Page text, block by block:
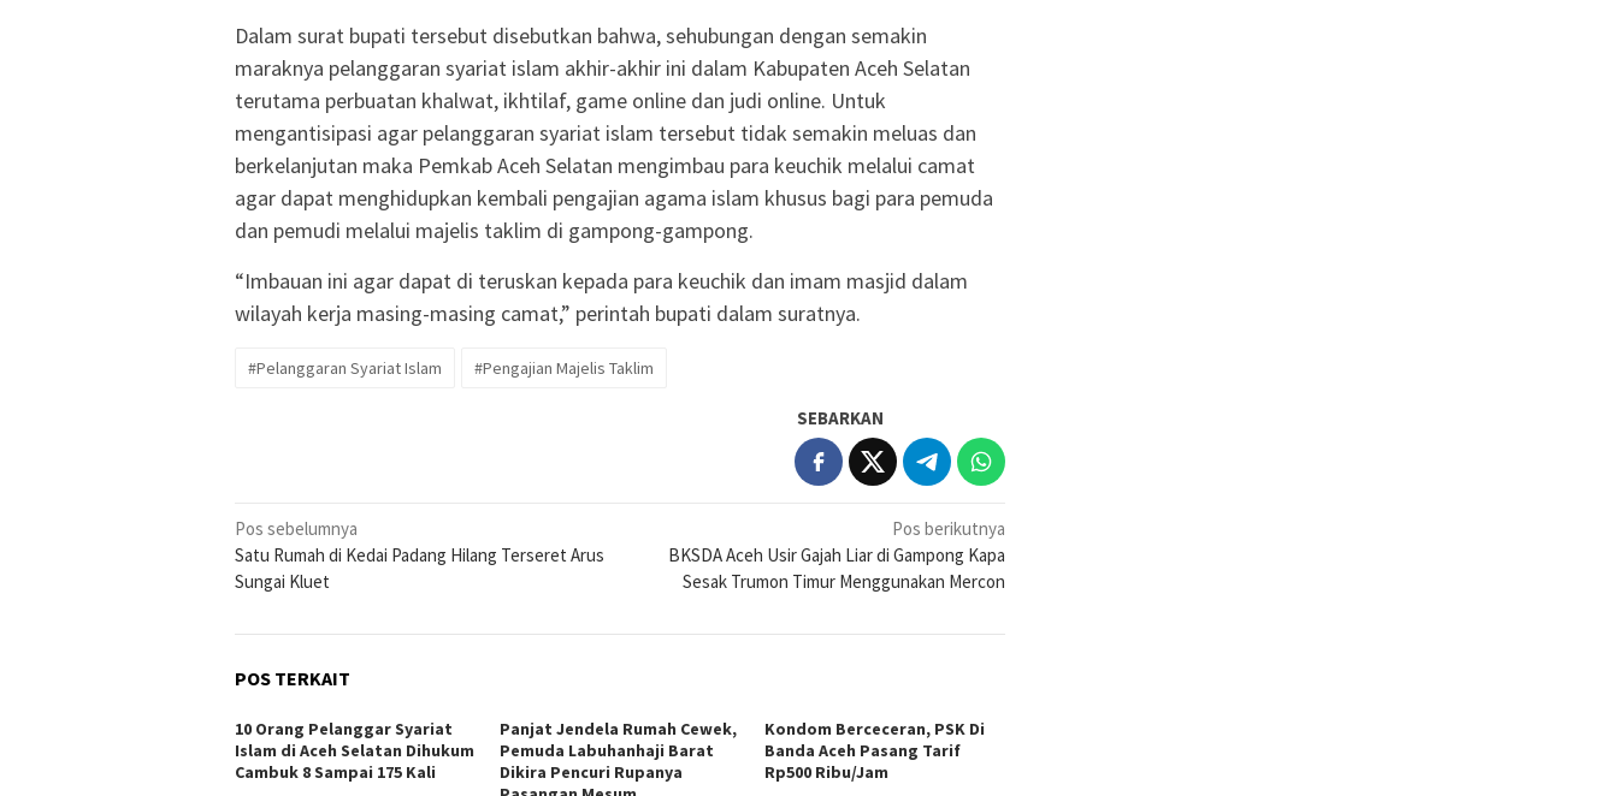
Dalam surat bupati tersebut disebutkan bahwa, sehubungan dengan semakin
maraknya pelanggaran syariat islam akhir-akhir ini dalam Kabupaten Aceh Selatan
terutama perbuatan khalwat, ikhtilaf, game online dan judi online. Untuk
mengantisipasi agar pelanggaran syariat islam tersebut tidak semakin meluas dan
berkelanjutan maka Pemkab Aceh Selatan mengimbau para keuchik melalui camat
agar dapat menghidupkan kembali pengajian agama islam khusus bagi para pemuda
dan pemudi melalui majelis taklim di gampong-gampong.
“Imbauan ini agar dapat di teruskan kepada para keuchik dan imam masjid dalam
wilayah kerja masing-masing camat,” perintah bupati dalam suratnya.
#Pelanggaran Syariat Islam #Pengajian Majelis Taklim
SEBARKAN
Navigasi
pos
Pos sebelumnya
Satu Rumah di Kedai Padang Hilang Terseret Arus
Sungai Kluet
Pos berikutnya
BKSDA Aceh Usir Gajah Liar di Gampong Kapa
Sesak Trumon Timur Menggunakan Mercon
POS TERKAIT
10 Orang Pelanggar Syariat
Islam di Aceh Selatan Dihukum
Cambuk 8 Sampai 175 Kali
Panjat Jendela Rumah Cewek,
Pemuda Labuhanhaji Barat
Dikira Pencuri Rupanya
Kondom Berceceran, PSK Di
Banda Aceh Pasang Tarif
Rp500 Ribu/Jam